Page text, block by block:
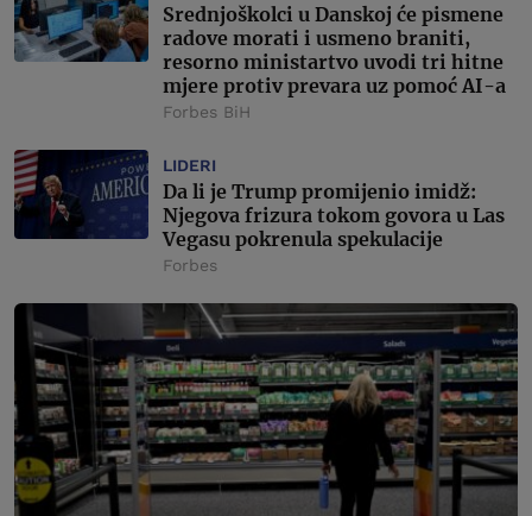
Srednjoškolci u Danskoj će pismene
radove morati i usmeno braniti,
resorno ministartvo uvodi tri hitne
mjere protiv prevara uz pomoć AI-a
Forbes BiH
LIDERI
Da li je Trump promijenio imidž:
Njegova frizura tokom govora u Las
Vegasu pokrenula spekulacije
Forbes